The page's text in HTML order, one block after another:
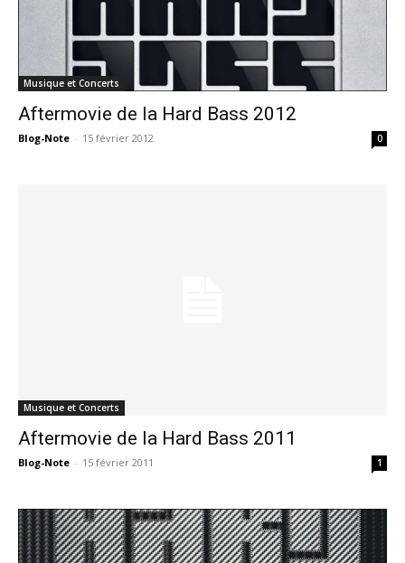
Musique et Concerts
Aftermovie de la Hard Bass 2012
Blog-Note - 15 février 2012 0
Musique et Concerts
Aftermovie de la Hard Bass 2011
Blog-Note - 15 février 2011 1